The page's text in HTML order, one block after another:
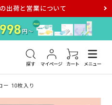
出荷と営業について
探す マイページ カート メニュー
メダリスト メガネ
ー 10枚入り